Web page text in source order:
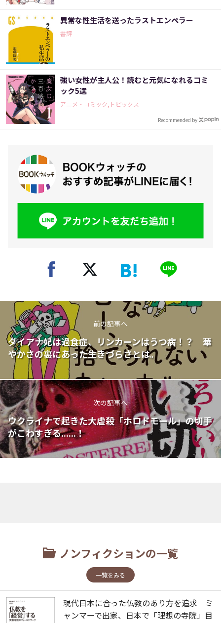
異常な性生活を送ったラストエンペラー
書評
強い女性が主人公！読むと元気になれるコミ
ック5選
アニメ・コミック,トピックス
Recommended by
前の記事へ
ダイアナ妃は過食症、リンカーンはうつ病！？ 華
やかさの裏にあった生きづらさとは。
次の記事へ
ウクライナで起きた大虐殺「ホロドモール」の切手
がこわすぎる......！
ノンフィクションの一覧
一覧をみる
現代日本に合った仏教のあり方を追求 ミ
ャンマーで出家、日本で「理想の寺院」目